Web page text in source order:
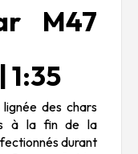
M47
1:35
des chars
à la fin de la
durant